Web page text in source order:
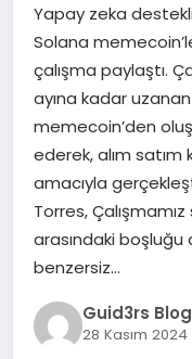
EKONOMI
MAGAZIN
EĞITIM
Yapay zeka
Solana
çalışma paylaştı.
ayına kadar
memecoin’den
ederek, alım satım
amacıyla
Torres,
arasındaki boşluğu
benzersiz…
Guid3rs Blog
28 Kasım 2024